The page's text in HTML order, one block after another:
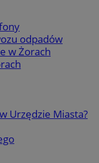
odpadów
w Żorach
Urzędzie Miasta?